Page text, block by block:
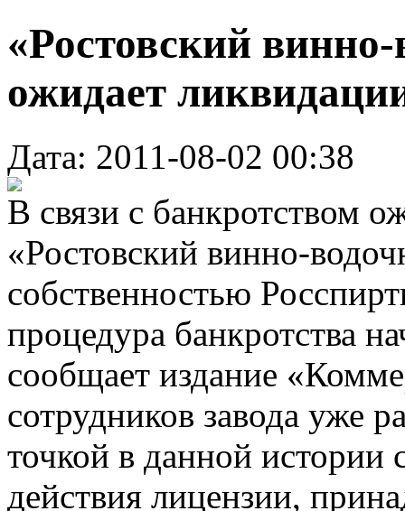
«Ростовский
ожидает
Дата: 2011-08-02 00:38
В связи с банкротством
«Ростовский винно-
собственностью
процедура банкротства
сообщает издание
сотрудников завода уже
точкой в данной истории
действия лицензии,